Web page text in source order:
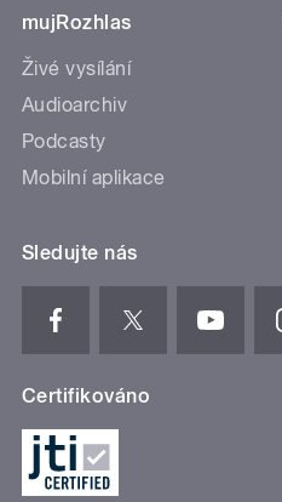
mujRozhlas
Živé vysílání
Audioarchiv
Podcasty
Mobilní aplikace
Sledujte nás
Certifikováno